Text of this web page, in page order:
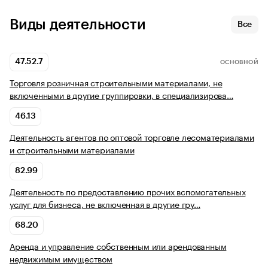
Виды деятельности Все
47.52.7 ОСНОВНОЙ
Торговля розничная строительными материалами, не
включенными в другие группировки, в специализирова…
46.13
Деятельность агентов по оптовой торговле лесоматериалами
и строительными материалами
82.99
Деятельность по предоставлению прочих вспомогательных
услуг для бизнеса, не включенная в другие гру…
68.20
Аренда и управление собственным или арендованным
недвижимым имуществом